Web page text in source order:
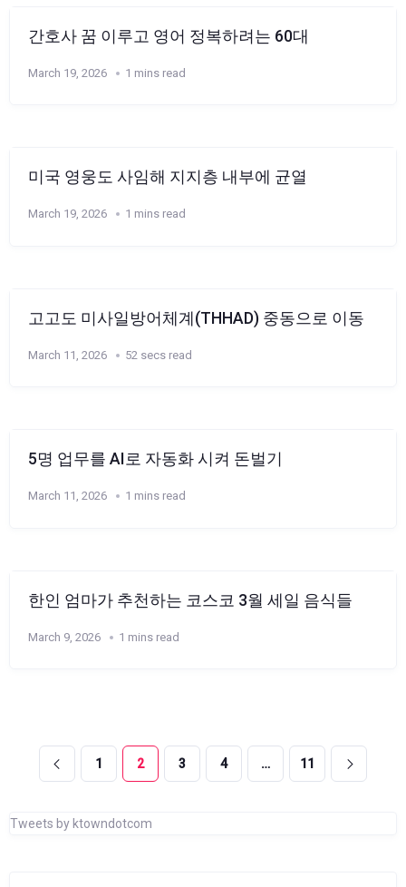
간호사 꿈 이루고 영어 정복하려는 60대
March 19, 2026 1 mins read
미국 영웅도 사임해 지지층 내부에 균열
March 19, 2026 1 mins read
고고도 미사일방어체계(THHAD) 중동으로 이동
March 11, 2026 52 secs read
5명 업무를 AI로 자동화 시켜 돈벌기
March 11, 2026 1 mins read
한인 엄마가 추천하는 코스코 3월 세일 음식들
March 9, 2026 1 mins read
1 2 3 4 … 11
Tweets by ktowndotcom